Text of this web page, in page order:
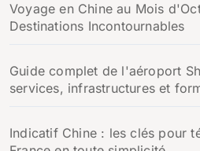
Voyage en Chine au Mois
Destinations Incontournables
Guide complet de l'aéroport
services, infrastructures et
Indicatif Chine : les clés pour